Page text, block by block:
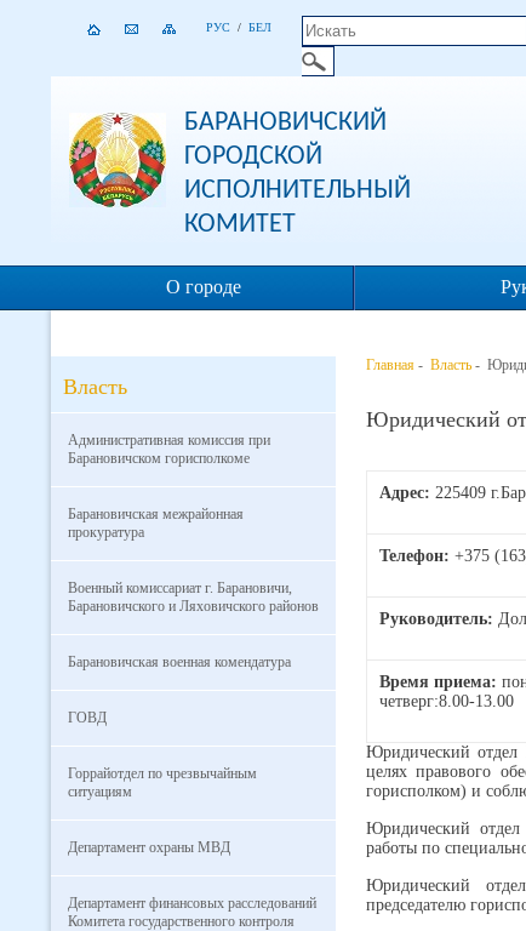
РУС / БЕЛ
БАРАНОВИЧСКИЙ
ГОРОДСКОЙ
ИСПОЛНИТЕЛЬНЫЙ
КОМИТЕТ
О городе
Власть
Административная комиссия при
Барановичском горисполкоме
Барановичская межрайонная
прокуратура
Военный комиссариат г. Барановичи,
Барановичского и Ляховичского районов
Барановичская военная комендатура
ГОВД
Горрайотдел по чрезвычайным
ситуациям
Департамент охраны МВД
Департамент финансовых расследований
Комитета государственного контроля
Главная - Власть -
Юридический
Адрес: 225409
Телефон: +375
Руководитель:
Время приема:
четверг:8.00-13.00
Юридический отдел
целях правового
горисполком) и
Юридический отдел
работы по
Юридический
председателю